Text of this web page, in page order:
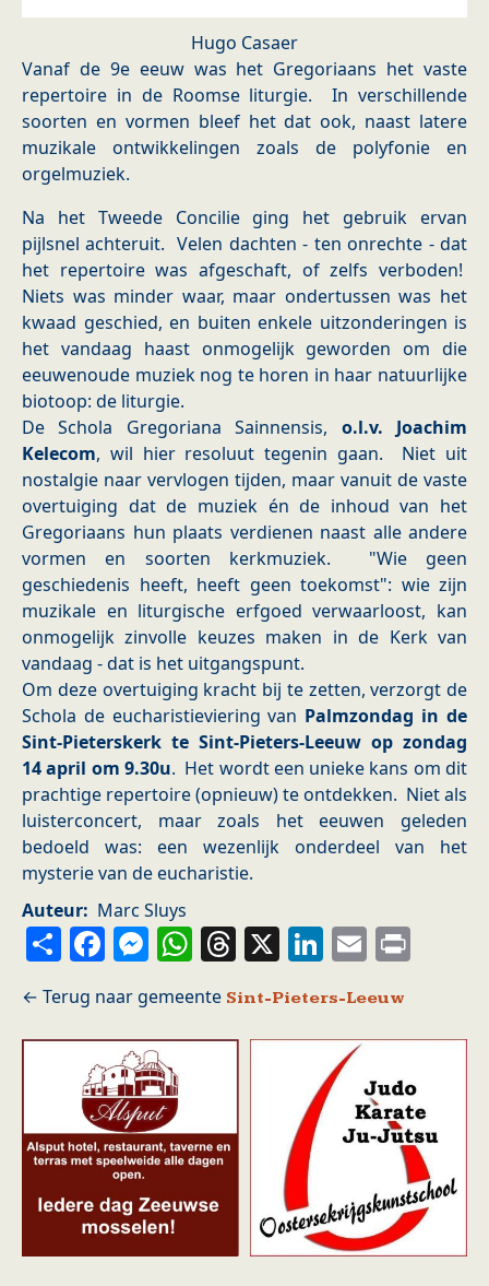
Hugo Casaer
Vanaf de 9e eeuw was het Gregoriaans het vaste
repertoire in de Roomse liturgie. In verschillende
soorten en vormen bleef het dat ook, naast latere
muzikale ontwikkelingen zoals de polyfonie en
orgelmuziek.
Na het Tweede Concilie ging het gebruik ervan
pijlsnel achteruit. Velen dachten - ten onrechte - dat
het repertoire was afgeschaft, of zelfs verboden!
Niets was minder waar, maar ondertussen was het
kwaad geschied, en buiten enkele uitzonderingen is
het vandaag haast onmogelijk geworden om die
eeuwenoude muziek nog te horen in haar natuurlijke
biotoop: de liturgie.
De Schola Gregoriana Sainnensis, o.l.v. Joachim
Kelecom, wil hier resoluut tegenin gaan. Niet uit
nostalgie naar vervlogen tijden, maar vanuit de vaste
overtuiging dat de muziek én de inhoud van het
Gregoriaans hun plaats verdienen naast alle andere
vormen en soorten kerkmuziek. "Wie geen
geschiedenis heeft, heeft geen toekomst": wie zijn
muzikale en liturgische erfgoed verwaarloost, kan
onmogelijk zinvolle keuzes maken in de Kerk van
vandaag - dat is het uitgangspunt.
Om deze overtuiging kracht bij te zetten, verzorgt de
Schola de eucharistieviering van Palmzondag in de
Sint-Pieterskerk te Sint-Pieters-Leeuw op zondag
14april om 9.30u. Het wordt een unieke kans om dit
prachtige repertoire (opnieuw) te ontdekken. Niet als
luisterconcert, maar zoals het eeuwen geleden
bedoeld was: een wezenlijk onderdeel van het
mysterie van de eucharistie.
Auteur
Marc Sluys
ShareFacebook
Messenger
WhatsApp
Threads
X LinkedIn
Email
Sint-Pieters-Leeuw